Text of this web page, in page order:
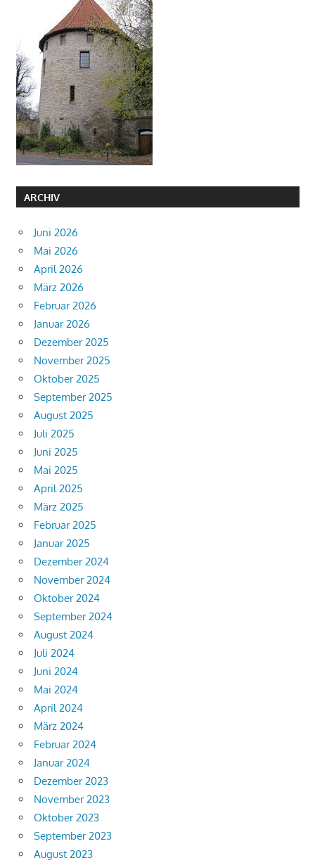
ARCHIV
Juni 2026
Mai 2026
April 2026
März 2026
Februar 2026
Januar 2026
Dezember 2025
November 2025
Oktober 2025
September 2025
August 2025
Juli 2025
Juni 2025
Mai 2025
April 2025
März 2025
Februar 2025
Januar 2025
Dezember 2024
November 2024
Oktober 2024
September 2024
August 2024
Juli 2024
Juni 2024
Mai 2024
April 2024
März 2024
Februar 2024
Januar 2024
Dezember 2023
November 2023
Oktober 2023
September 2023
August 2023